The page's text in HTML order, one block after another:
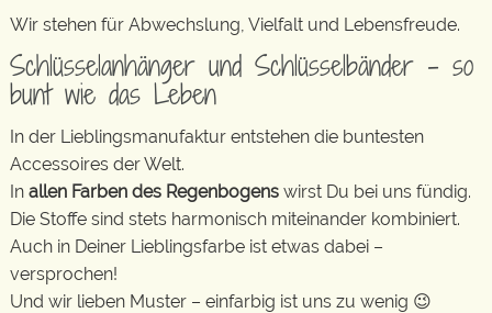
Wir stehen für Abwechslung, Vielfalt und Lebensfreude.
Schlüsselanhänger und Schlüsselbänder – so
bunt wie das Leben
In der Lieblingsmanufaktur entstehen die buntesten
Accessoires der Welt.
In allen Farben des Regenbogens wirst Du bei uns fündig.
Die Stoffe sind stets harmonisch miteinander kombiniert.
Auch in Deiner Lieblingsfarbe ist etwas dabei –
versprochen!
Und wir lieben Muster – einfarbig ist uns zu wenig 😉